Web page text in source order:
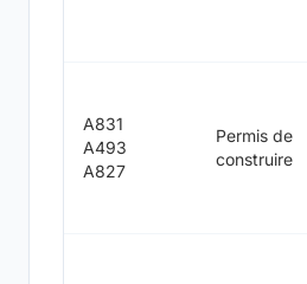
A831
A493
A827
Permis de
construire